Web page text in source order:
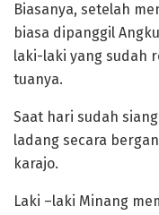
‎Biasanya, setelah
biasa dipanggil
laki-laki yang sudah
tuanya.
Saat hari sudah
ladang secara
karajo.
‎Laki –laki Minang